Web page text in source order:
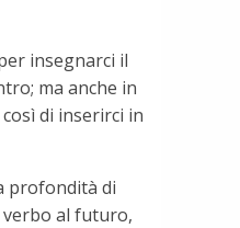
insegnarci il
ma anche in
di inserirci in
profondità di
verbo al futuro,